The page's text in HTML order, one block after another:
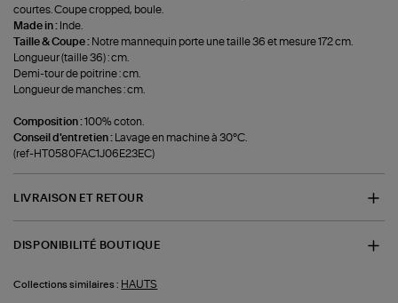
courtes. Coupe cropped, boule.
Made in : Inde.
Taille & Coupe : Notre mannequin porte une taille 36 et mesure 172 cm.
Longueur (taille 36) : cm.
Demi-tour de poitrine : cm.
Longueur de manches : cm.
Composition :100% coton.
Conseil d'entretien :
Lavage en machine à 30°C.
(ref-HT0580FAC1J06E23EC)
LIVRAISON ET RETOUR
DISPONIBILITÉ BOUTIQUE
Collections similaires : HAUTS